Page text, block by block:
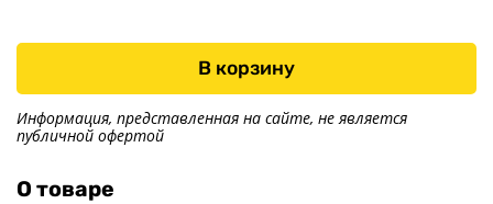
В корзину
Информация, представленная на сайте, не является
публичной офертой
О товаре